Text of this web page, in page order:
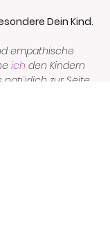
Dein Kind.
empathische
ich den Kindern
natürlich zur Seite